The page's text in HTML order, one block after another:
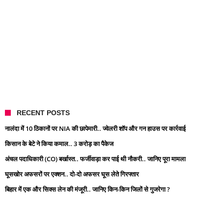
RECENT POSTS
नालंदा में 10 ठिकानों पर NIA की छापेमारी.. ज्वेलरी शॉप और गन हाउस पर कार्रवाई
किसान के बेटे ने किया कमाल.. 3 करोड़ का पैकेज
अंचल पदाधिकारी (CO) बर्खास्त.. फर्जीवाड़ा कर पाई थी नौकरी.. जानिए पूरा मामला
घूसखोर अफसरों पर एक्शन.. दो-दो अफसर घूस लेते गिरफ्तार
बिहार में एक और सिक्स लेन की मंजूरी.. जानिए किन-किन जिलों से गुजरेगा ?